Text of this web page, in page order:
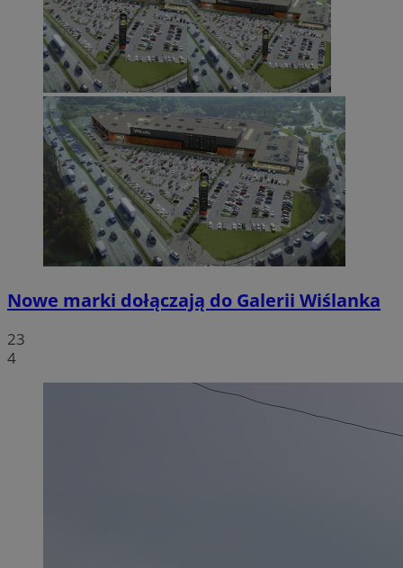
Nowe marki dołączają do Galerii Wiślanka
23
4